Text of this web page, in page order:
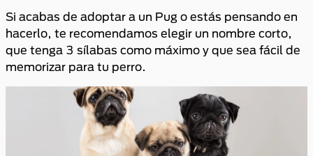
Si acabas de adoptar a un Pug o estás pensando en
hacerlo, te recomendamos elegir un nombre corto,
que tenga 3 sílabas como máximo y que sea fácil de
memorizar para tu perro.